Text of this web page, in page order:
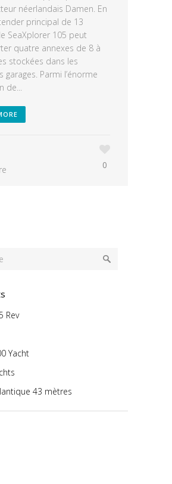
néerlandais Damen. En
principal de 13
SeaXplorer 105 peut
quatre annexes de 8 à
stockées dans les
garages. Parmi l’énorme
0
Rev
Yacht
43 mètres